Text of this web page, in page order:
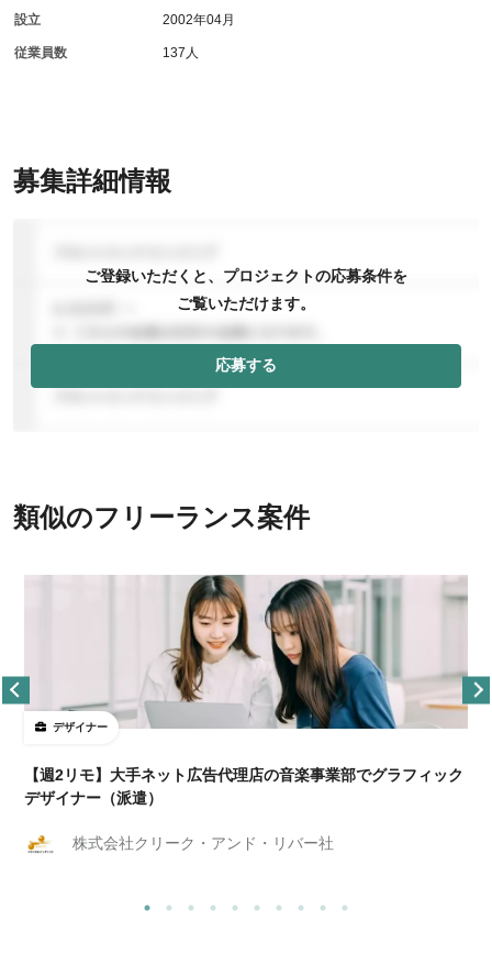
募集詳細情報
ご登録いただくと、プロジェクトの応募条件を
ご覧いただけます。
応募する
設立 2002年04月
従業員数 137人
類似のフリーランス案件
デザイナー
【週2リモ】大手ネット広告代理店の音楽事業部でグラフィック
デザイナー（派遣）
株式会社クリーク・アンド・リバー社